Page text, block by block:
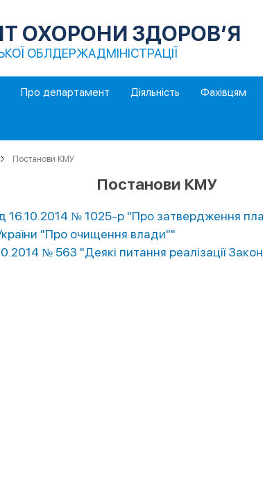
ОХОРОНИ ЗДОРОВ’Я
ОБЛДЕРЖАДМІНІСТРАЦІЇ
Про департамент Діяльність Фахівцям
Постанови КМУ
Постанови КМУ
16.10.2014 № 1025-р "Про затвердження
"Про очищення влади""
№ 563 "Деякі питання реалізації